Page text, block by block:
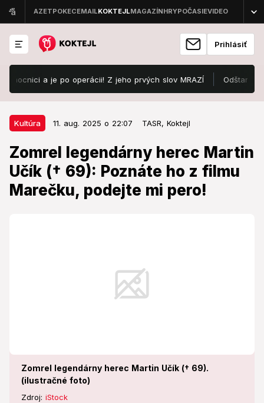
Prihlásiť
a je po operácii! Z jeho prvých slov MRAZÍ Odštartoval
Kultúra 11. aug. 2025 o 22:07 TASR, Koktejl
Zomrel legendárny herec Martin
Učík († 69): Poznáte ho z filmu
Marečku, podejte mi pero!
Zomrel legendárny herec Martin Učík († 69).
(ilustračné foto)
Zdroj: iStock
Kultúra 11. aug. 2025 o 22:07
Zomrel legendárny herec Martin
Učík († 69): Poznáte ho z filmu
Marečku, podejte mi pero!